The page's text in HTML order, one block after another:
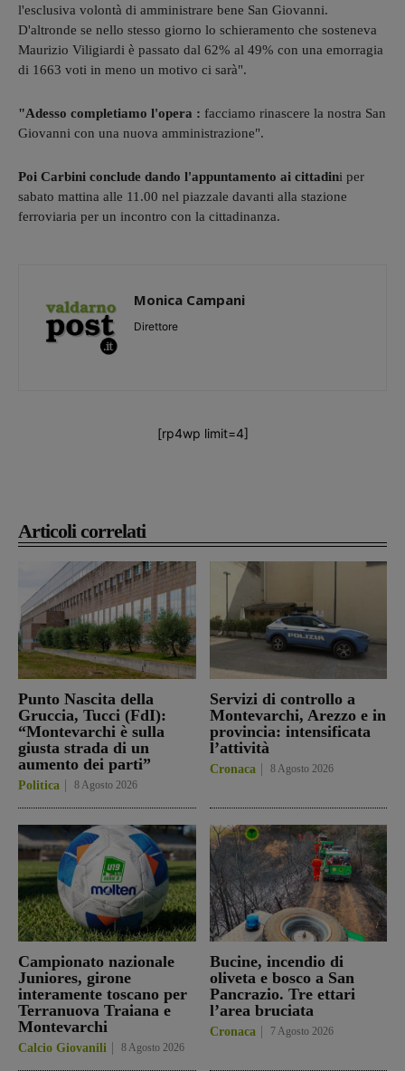
Articoli correlati
Punto Nascita della
Gruccia, Tucci (FdI):
“Montevarchi è sulla
giusta strada di un
aumento dei parti”
Politica 8 Agosto 2026
Servizi di controllo a
Montevarchi, Arezzo e in
provincia: intensificata
l’attività
Cronaca 8 Agosto 2026
Campionato nazionale
Juniores, girone
interamente toscano per
Terranuova Traiana e
Montevarchi
Calcio Giovanili 8 Agosto 2026
Bucine, incendio di
oliveta e bosco a San
Pancrazio. Tre ettari
l’area bruciata
Cronaca 7 Agosto 2026
l'esclusiva volontà di amministrare bene San Giovanni.
D'altronde se nello stesso giorno lo schieramento che sosteneva
Maurizio Viligiardi è passato dal 62% al 49% con una emorragia
di 1663 voti in meno un motivo ci sarà".
"Adesso completiamo l'opera : facciamo rinascere la nostra San
Giovanni con una nuova amministrazione".
Poi Carbini conclude dando l'appuntamento ai cittadini per
sabato mattina alle 11.00 nel piazzale davanti alla stazione
ferroviaria per un incontro con la cittadinanza.
Monica Campani
Direttore
[rp4wp limit=4]